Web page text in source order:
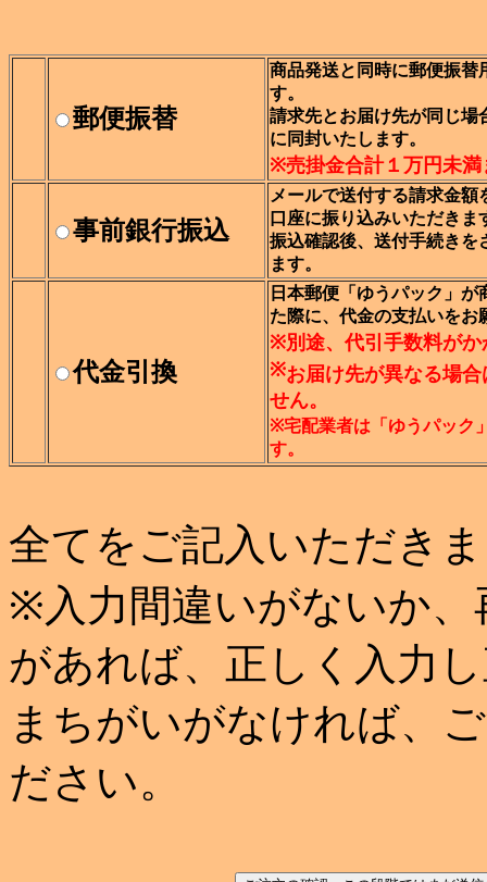
郵便振替
商品発送と同時に郵便振替
す。
請求先とお届け先が同じ場
に同封いたします。
※売掛金合計１万円未満
事前銀行振込
メールで送付する請求金額
口座に振り込みいただきま
振込確認後、送付手続きを
ます。
代金引換
日本郵便「ゆうパック」が
た際に、代金の支払いをお
※別途、代引手数料がか
※お届け先が異なる場
せん。
※宅配業者は「ゆうパック
す。
全てをご記入いただき
※入力間違いがないか
があれば、正しく入力
まちがいがなければ、
ださい。